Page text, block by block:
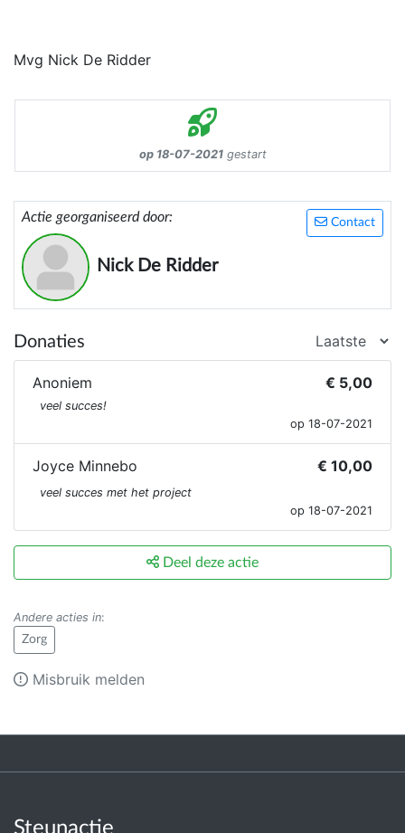
Mvg Nick De Ridder
op 18-07-2021gestart
Contact
Actie georganiseerd door:
Nick De Ridder
Donaties
Anoniem € 5,00
veel succes!
op 18-07-2021
Joyce Minnebo € 10,00
veel succes met het project
op 18-07-2021
Deel deze actie
Andere acties in:
Zorg
Misbruik melden
Steunactie